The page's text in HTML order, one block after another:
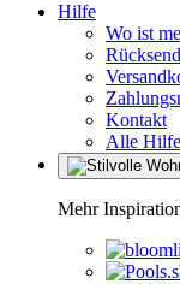
Hilfe
Wo ist
Kontakt
Alle
Mehr